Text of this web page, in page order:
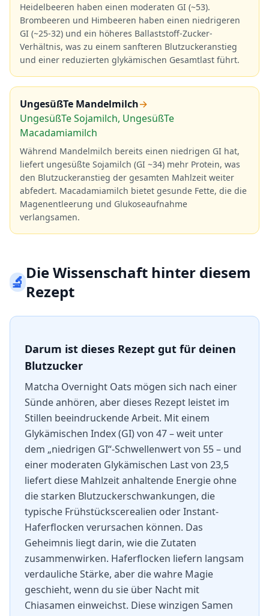
Heidelbeeren haben einen moderaten GI (~53).
Brombeeren und Himbeeren haben einen niedrigeren
GI (~25-32) und ein höheres Ballaststoff-Zucker-
Verhältnis, was zu einem sanfteren Blutzuckeranstieg
und einer reduzierten glykämischen Gesamtlast führt.
UngesüßTe Mandelmilch→
UngesüßTe Sojamilch, UngesüßTe
Macadamiamilch
Während Mandelmilch bereits einen niedrigen GI hat,
liefert ungesüßte Sojamilch (GI ~34) mehr Protein, was
den Blutzuckeranstieg der gesamten Mahlzeit weiter
abfedert. Macadamiamilch bietet gesunde Fette, die die
Magenentleerung und Glukoseaufnahme
verlangsamen.
🔬Die Wissenschaft hinter diesem
Rezept
Darum ist dieses Rezept gut für deinen
Blutzucker
Matcha Overnight Oats mögen sich nach einer
Sünde anhören, aber dieses Rezept leistet im
Stillen beeindruckende Arbeit. Mit einem
Glykämischen Index (GI) von 47 – weit unter
dem „niedrigen GI“-Schwellenwert von 55 – und
einer moderaten Glykämischen Last von 23,5
liefert diese Mahlzeit anhaltende Energie ohne
die starken Blutzuckerschwankungen, die
typische Frühstückscerealien oder Instant-
Haferflocken verursachen können. Das
Geheimnis liegt darin, wie die Zutaten
zusammenwirken. Haferflocken liefern langsam
verdauliche Stärke, aber die wahre Magie
geschieht, wenn du sie über Nacht mit
Chiasamen einweichst. Diese winzigen Samen